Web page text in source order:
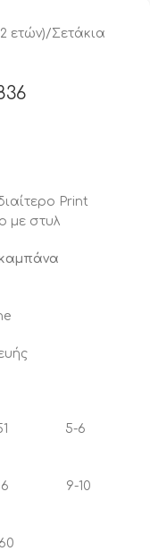
ετών)/Σετάκια
Print
με στυλ
48-51 5-6
52-56 9-10